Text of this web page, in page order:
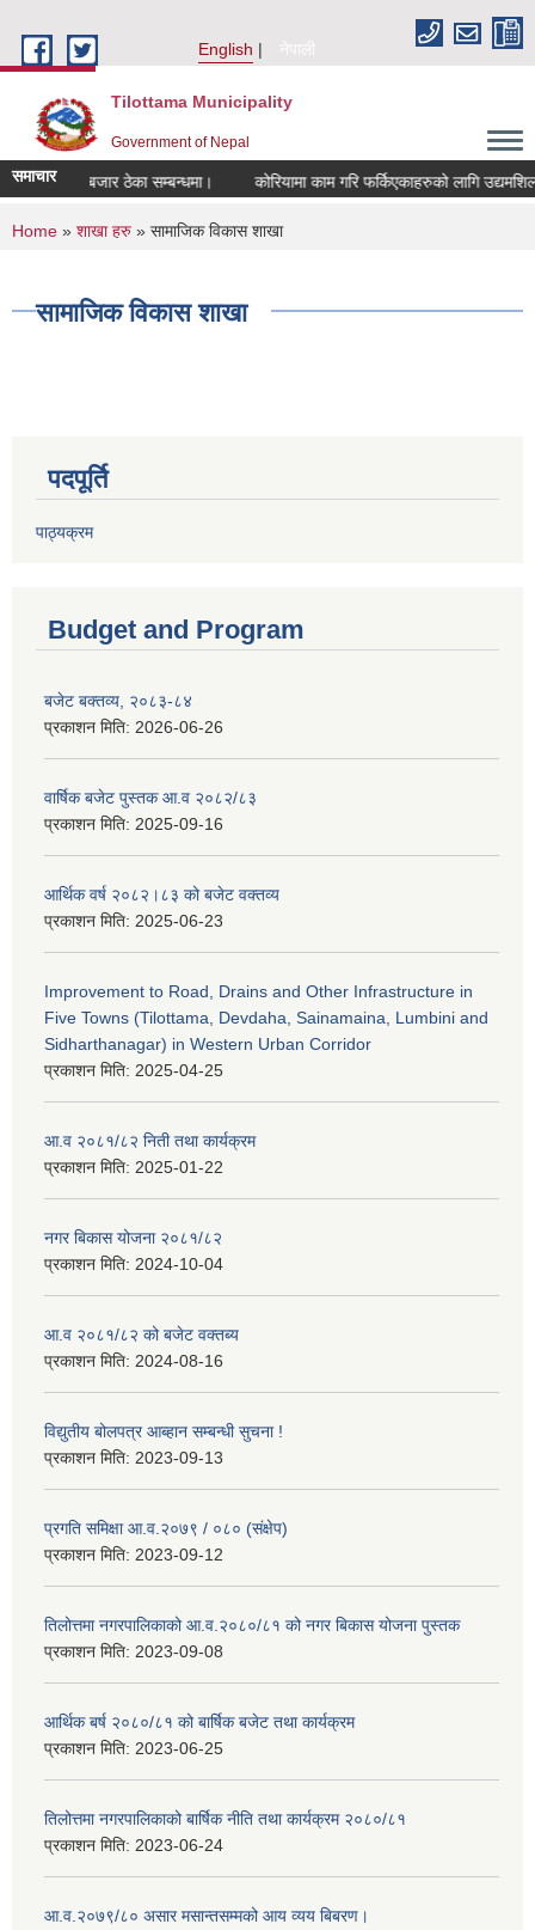
English
नेपाली
Tilottama Municipality
Government of Nepal
समाचार
हाटबजार ठेका सम्बन्धमा। कोरियामा काम गरि फर्किएकाहरुको लागि
You are here
Home » शाखा हरु » सामाजिक विकास शाखा
सामाजिक विकास शाखा
पदपूर्ति
पाठ्यक्रम
Budget and Program
बजेट बक्तव्य, २०८३-८४
प्रकाशन मिति: 2026-06-26
वार्षिक बजेट पुस्तक आ.व २०८२/८३
प्रकाशन मिति: 2025-09-16
आर्थिक वर्ष २०८२।८३ को बजेट वक्तव्य
प्रकाशन मिति: 2025-06-23
Improvement to Road, Drains and Other Infrastructure in
Five Towns (Tilottama, Devdaha, Sainamaina, Lumbini and
Sidharthanagar) in Western Urban Corridor
प्रकाशन मिति: 2025-04-25
आ.व २०८१/८२ निती तथा कार्यक्रम
प्रकाशन मिति: 2025-01-22
नगर बिकास योजना २०८१/८२
प्रकाशन मिति: 2024-10-04
आ.व २०८१/८२ को बजेट वक्तब्य
प्रकाशन मिति: 2024-08-16
विद्युतीय बोलपत्र आब्हान सम्बन्धी सुचना !
प्रकाशन मिति: 2023-09-13
प्रगति समिक्षा आ.व.२०७९ / ०८० (संक्षेप)
प्रकाशन मिति: 2023-09-12
तिलोत्तमा नगरपालिकाको आ.व.२०८०/८१ को नगर बिकास योजना पुस्तक
प्रकाशन मिति: 2023-09-08
आर्थिक बर्ष २०८०/८१ को बार्षिक बजेट तथा कार्यक्रम
प्रकाशन मिति: 2023-06-25
तिलोत्तमा नगरपालिकाको बार्षिक नीति तथा कार्यक्रम २०८०/८१
प्रकाशन मिति: 2023-06-24
आ.व.२०७९/८० असार मसान्तसम्मको आय व्यय बिबरण।